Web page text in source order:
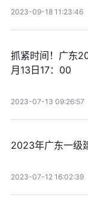
2023-09-18 11:23:46
抓紧时间！广东
月13日17：00
2023-07-13 09:26:57
2023年广东一级
2023-07-12 16:02:39